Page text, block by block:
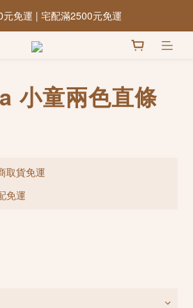
元免運 | 宅配滿2500元免運
小童兩色直條
取貨免運
免運